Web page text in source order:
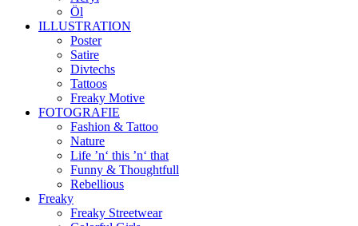
Öl
ILLUSTRATION
Poster
Satire
Divtechs
Tattoos
Freaky Motive
FOTOGRAFIE
Fashion & Tattoo
Nature
Life ’n‘ this ’n‘ that
Funny & Thoughtfull
Rebellious
Freaky
Freaky Streetwear